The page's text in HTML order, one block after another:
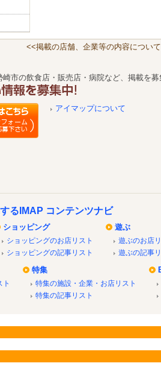
<<掲載の店舗、企業等の内容につい
崎市の飲食店・販売店・病院など、掲載を
アイマップについて
るIMAP コンテンツナビ
ショッピング
ショッピングのお店リスト
ショッピングの記事リスト
遊ぶ
遊ぶのお店
遊ぶの記事
ト
特集
特集の施設・企業・お店リスト
特集の記事リスト